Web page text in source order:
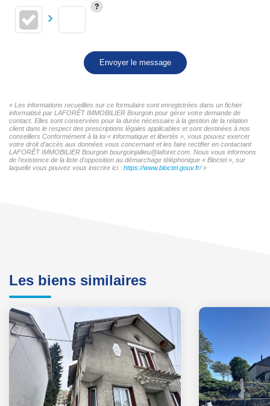
Envoyer le message
« Les informations recueillies sur ce formulaire sont enregistrées dans un fichier
informatisé par LAFORÊT IMMOBILIER Bourgoin pour gérer votre demande de
contact. Elles sont conservées pour la durée nécessaire à la gestion de la relation
client dans le respect des prescriptions légales applicables et sont destinées à nos
conseillers Conformément à la loi « informatique et libertés », vous pouvez exercer
votre droit d'accès aux données vous concernant et les faire rectifier en contactant
LAFORÊT IMMOBILIER Bourgoin bourgoinjallieu@laforet.com. Nous vous informons
de l'existence de la liste d'opposition au démarchage téléphonique « Bloctel », sur
laquelle vous pouvez vous inscrire ici : https://www.bloctel.gouv.fr/»
Les biens similaires